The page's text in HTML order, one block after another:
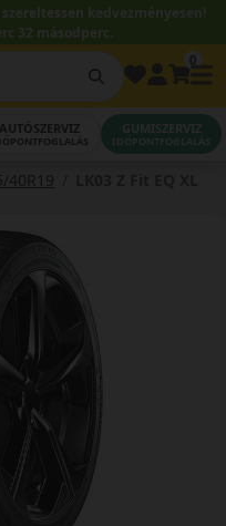
kedvezményesen!
32 másodperc.
AUTÓSZERVIZ GUMISZERVIZ
IDŐPONTFOGLALÁS
40R19